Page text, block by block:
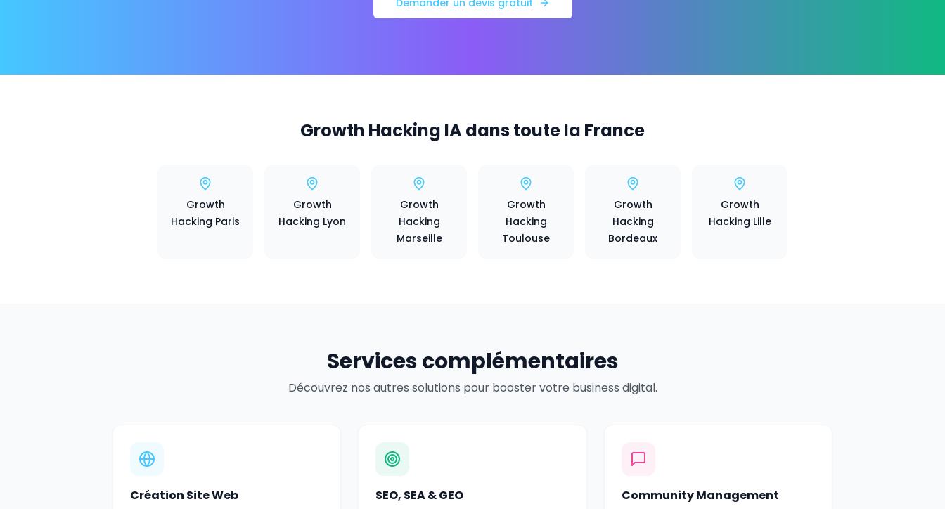
Demander un devis gratuit
Growth Hacking IA dans toute la France
Growth
Hacking Paris
Growth
Hacking Lyon
Growth
Hacking
Marseille
Growth
Hacking
Toulouse
Growth
Hacking
Bordeaux
Growth
Hacking Lille
Services complémentaires
Découvrez nos autres solutions pour booster votre business digital.
Création Site Web SEO, SEA & GEO Community Management